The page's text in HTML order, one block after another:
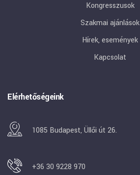
Kongresszusok
Szakmai ajánlások
Hírek, események
Kapcsolat
Elérhetőségeink
1085 Budapest, Üllői út 26.
+36 30 9228 970